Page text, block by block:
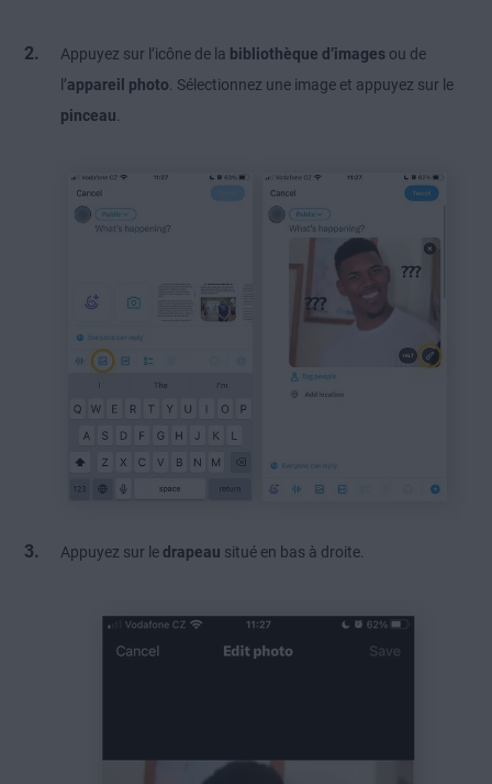
Appuyez sur l’icône de la bibliothèque d’images ou de
l’appareil photo. Sélectionnez une image et appuyez sur le
pinceau.
Appuyez sur le drapeau situé en bas à droite.